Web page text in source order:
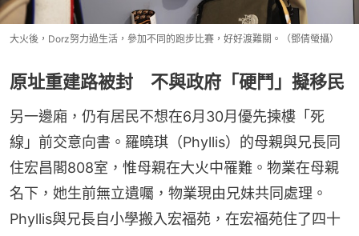
大火後，Dorz努力過生活，參加不同的跑步比賽，好好渡難關。（鄧倩螢攝）
原址重建路被封 不與政府「硬鬥」擬移民
另一邊廂，仍有居民不想在6月30月優先揀樓「死
線」前交意向書。羅曉琪（Phyllis）的母親與兄長同
住宏昌閣808室，惟母親在大火中罹難。物業在母親
名下，她生前無立遺囑，物業現由兄妹共同處理。
Phyllis與兄長自小學搬入宏福苑，在宏福苑住了四十